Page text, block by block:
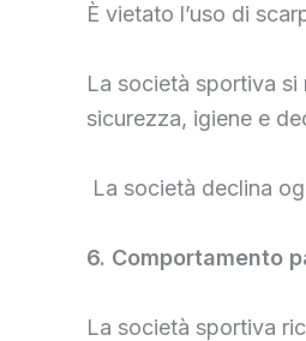
È vietato l’uso di
La società sportiva si
sicurezza, igiene e
La società declina
6. Comportamento
La società sportiva